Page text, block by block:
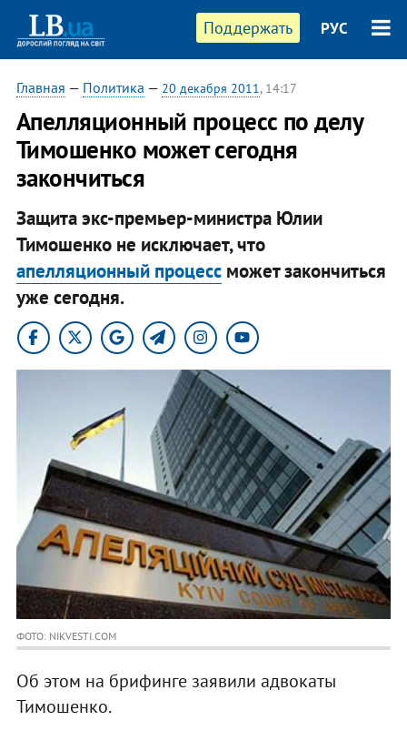
Поддержать РУС
Главная — Политика — 20 декабря 2011, 14:17
Апелляционный процесс по делу
Тимошенко может сегодня
закончиться
Защита экс-премьер-министра Юлии
Тимошенко не исключает, что
апелляционный процессможет закончиться
уже сегодня.
ФОТО: NIKVESTI.COM
Об этом на брифинге заявили адвокаты
Тимошенко.